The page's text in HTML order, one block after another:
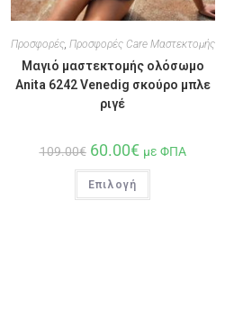
Προσφορές, Προσφορές Care Μαστεκτομής
Μαγιό μαστεκτομής ολόσωμο
Anita 6242 Venedig σκούρο μπλε
ριγέ
109.00€ 60.00€ με ΦΠΑ
Επιλογή